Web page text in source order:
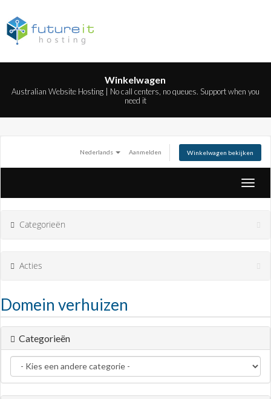
Winkelwagen
Australian Website Hosting | No call centers, no queues. Support when you
need it
Nederlands Aanmelden Winkelwagen bekijken
in-/
Categorieën
Acties
Domein verhuizen
Categorieën